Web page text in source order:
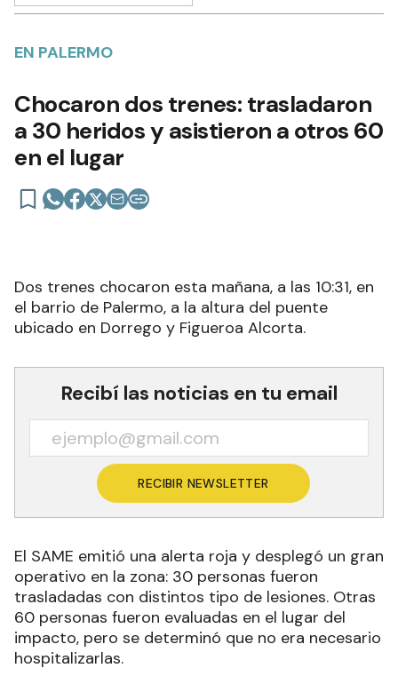
EN PALERMO
Chocaron dos trenes: trasladaron
a 30 heridos y asistieron a otros 60
en el lugar
Dos trenes chocaron esta mañana, a las 10:31, en
el barrio de Palermo, a la altura del puente
ubicado en Dorrego y Figueroa Alcorta.
Recibí las noticias en tu email
RECIBIR NEWSLETTER
El SAME emitió una alerta roja y desplegó un gran
operativo en la zona: 30 personas fueron
trasladadas con distintos tipo de lesiones. Otras
60 personas fueron evaluadas en el lugar del
impacto, pero se determinó que no era necesario
hospitalizarlas.